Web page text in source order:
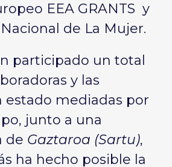
EEA GRANTS y
de La Mujer.
participado un total
y las
estado mediadas por
junto a una
de Gaztaroa (Sartu),
ha hecho posible la